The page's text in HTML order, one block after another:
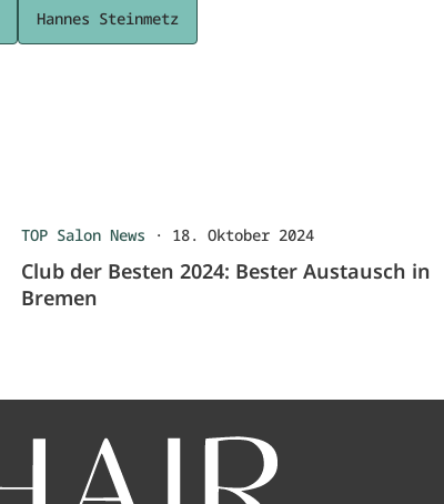
Hannes Steinmetz
TOP Salon News · 18. Oktober 2024
Club der Besten 2024: Bester Austausch in
Bremen